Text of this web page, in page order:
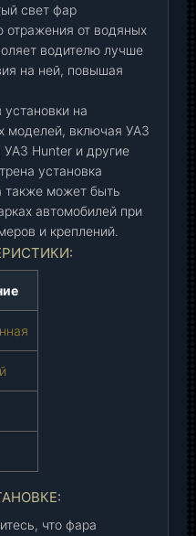
свет фар
от водяных
водителю лучше
на ней, повышая
на
моделей, включая УАЗ
Hunter и другие
установка
также может быть
автомобилей при
и креплений.
что фара